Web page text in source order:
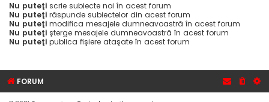
Nu puteţi scrie subiecte noi în acest forum
Nu puteţi răspunde subiectelor din acest forum
Nu puteţi modifica mesajele dumneavoastră în acest forum
Nu puteţi şterge mesajele dumneavoastră în acest forum
Nu puteţi publica fişiere ataşate în acest forum
FORUM